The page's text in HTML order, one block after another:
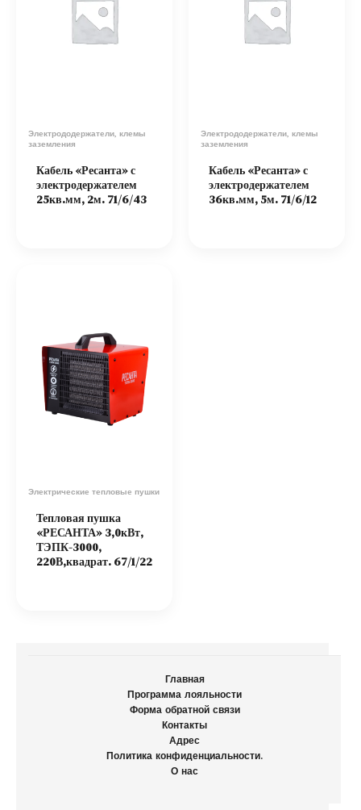
Электрододержатели, клемы
заземления
Кабель «Ресанта» с
электродержателем
25кв.мм, 2м. 71/6/43
Электрододержатели, клемы
заземления
Кабель «Ресанта» с
электродержателем
36кв.мм, 5м. 71/6/12
Электрические тепловые пушки
Тепловая пушка
«РЕСАНТА» 3,0кВт,
ТЭПК-3000,
220В,квадрат. 67/1/22
Главная
Программа лояльности
Форма обратной связи
Контакты
Адрес
Политика конфиденциальности.
О нас